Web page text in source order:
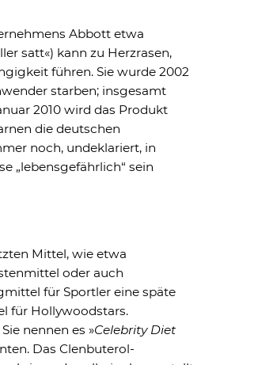
Abbott etwa
satt«) kann zu Herzrasen,
führen. Sie wurde 2002
starben; insgesamt
2010 wird das Produkt
die deutschen
noch, undeklariert, in
„lebensgefährlich“ sein
Mittel, wie etwa
oder auch
für Sportler eine späte
für Hollywoodstars.
nennen es »Celebrity Diet
Das Clenbuterol-